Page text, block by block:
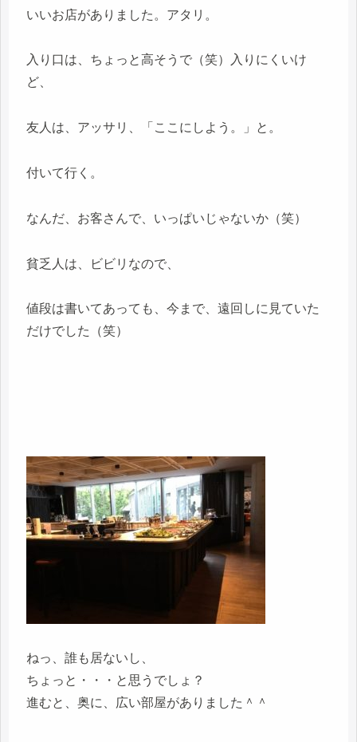
いいお店がありました。アタリ。
入り口は、ちょっと高そうで（笑）入りにくいけ
ど、
友人は、アッサリ、「ここにしよう。」と。
付いて行く。
なんだ、お客さんで、いっぱいじゃないか（笑）
貧乏人は、ビビリなので、
値段は書いてあっても、今まで、遠回しに見ていた
だけでした（笑）
ねっ、誰も居ないし、
ちょっと・・・と思うでしょ？
進むと、奥に、広い部屋がありました＾＾